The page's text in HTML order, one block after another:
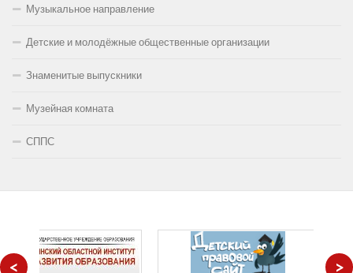
Музыкальное направление
Детские и молодёжные общественные организации
Знаменитые выпускники
Музейная комната
СППС
< >